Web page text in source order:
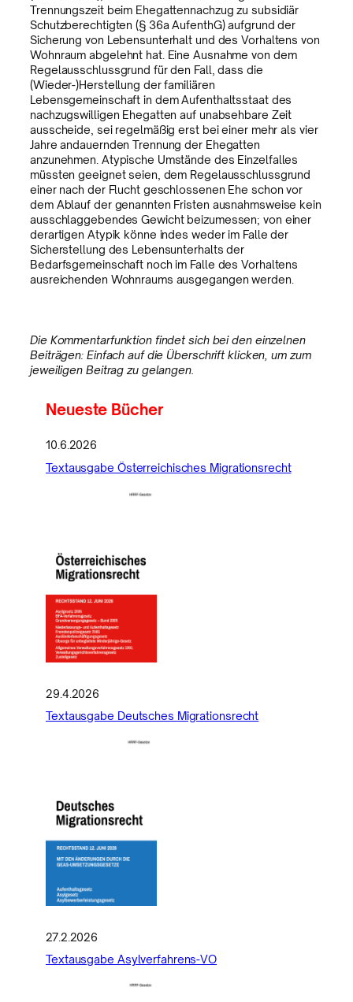
Trennungszeit beim Ehegattennachzug zu subsidiär
Schutzberechtigten (§ 36a AufenthG) aufgrund der
Sicherung von Lebensunterhalt und des Vorhaltens von
Wohnraum abgelehnt hat. Eine Ausnahme von dem
Regelausschlussgrund für den Fall, dass die
(Wieder-)Herstellung der familiären
Lebensgemeinschaft in dem Aufenthaltsstaat des
nachzugswilligen Ehegatten auf unabsehbare Zeit
ausscheide, sei regelmäßig erst bei einer mehr als vier
Jahre andauernden Trennung der Ehegatten
anzunehmen. Atypische Umstände des Einzelfalles
müssten geeignet seien, dem Regelausschlussgrund
einer nach der Flucht geschlossenen Ehe schon vor
dem Ablauf der genannten Fristen ausnahmsweise kein
ausschlaggebendes Gewicht beizumessen; von einer
derartigen Atypik könne indes weder im Falle der
Sicherstellung des Lebensunterhalts der
Bedarfsgemeinschaft noch im Falle des Vorhaltens
ausreichenden Wohnraums ausgegangen werden.
Die Kommentarfunktion findet sich bei den einzelnen
Beiträgen: Einfach auf die Überschrift klicken, um zum
jeweiligen Beitrag zu gelangen.
Neueste Bücher
10.6.2026
Textausgabe Österreichisches Migrationsrecht
29.4.2026
Textausgabe Deutsches Migrationsrecht
27.2.2026
Textausgabe Asylverfahrens-VO